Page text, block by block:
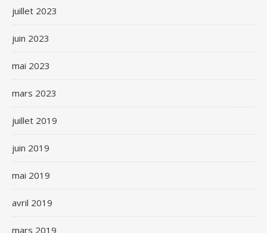
juillet 2023
juin 2023
mai 2023
mars 2023
juillet 2019
juin 2019
mai 2019
avril 2019
mars 2019